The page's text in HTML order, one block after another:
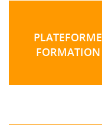
PLATEFORME
FORMATION